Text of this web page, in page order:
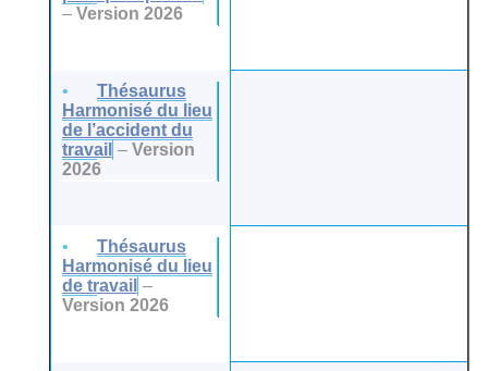
– Version 2026
Thésaurus
Harmonisé du lieu
de l’accident du
travail – Version
2026
Thésaurus
Harmonisé du lieu
de travail –
Version 2026